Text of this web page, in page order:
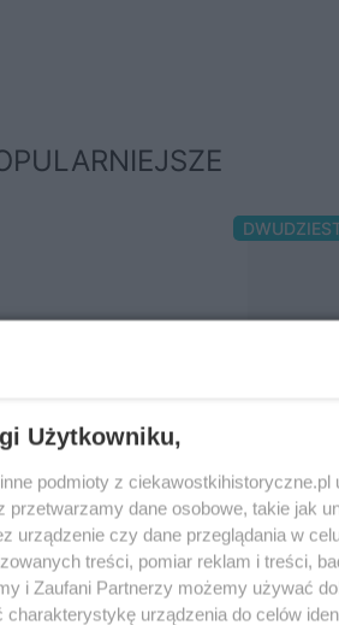
Żałobnie gra
pogrzebowe,
Użytkowniku,
podmioty z ciekawostkihistoryczne.pl
dane osobowe, takie jak
urządzenie czy dane przeglądania w
treści, pomiar reklam i treści,
i Zaufani Partnerzy możemy używać
urządzenia do celów